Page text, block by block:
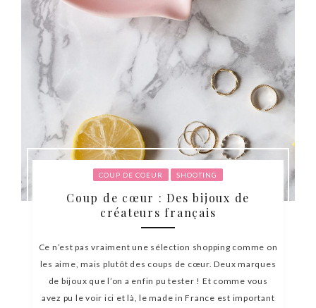
COUP DE COEUR SHOOTING
Coup de cœur : Des bijoux de
créateurs français
Ce n’est pas vraiment une sélection shopping comme on
les aime, mais plutôt des coups de cœur. Deux marques
de bijoux que l’on a enfin pu tester ! Et comme vous
avez pu le voir ici et là, le made in France est important